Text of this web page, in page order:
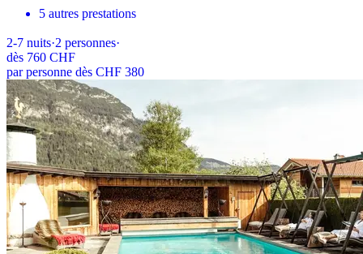
5 autres prestations
2-7 nuits·2 personnes·
dès 760 CHF
par personne dès CHF 380